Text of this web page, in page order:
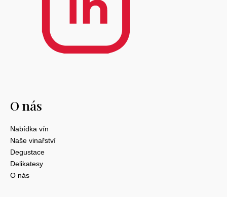
O nás
Nabídka vín
Naše vinařství
Degustace
Delikatesy
O nás